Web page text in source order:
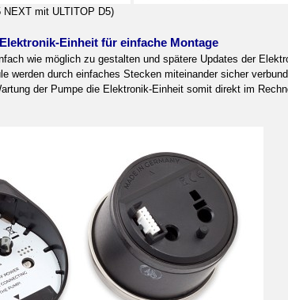
mit ULTITOP D5)
Einheit für einfache Montage
wie möglich zu gestalten und spätere Updates der
werden durch einfaches Stecken miteinander sicher
der Pumpe die Elektronik-Einheit somit direkt im